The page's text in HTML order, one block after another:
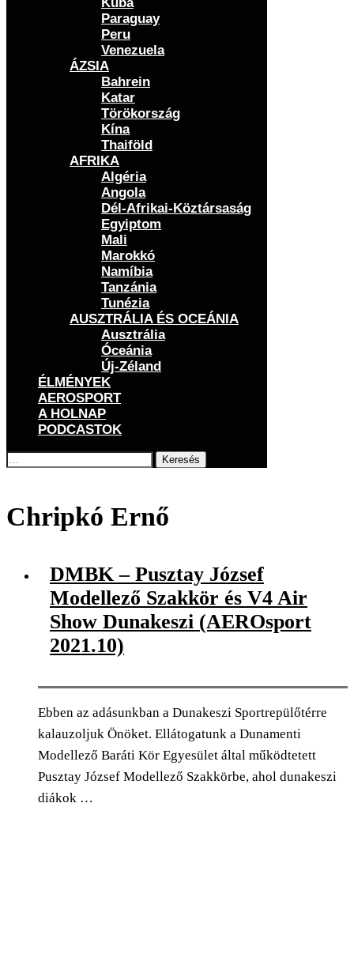
Paraguay
Peru
Venezuela
ÁZSIA
Bahrein
Katar
Törökország
Kína
Thaiföld
AFRIKA
Algéria
Angola
Dél-Afrikai-Köztársaság
Egyiptom
Mali
Marokkó
Namíbia
Tanzánia
Tunézia
AUSZTRÁLIA ÉS OCEÁNIA
Ausztrália
Óceánia
Új-Zéland
ÉLMÉNYEK
AEROSPORT
A HOLNAP
PODCASTOK
Keresés
Chripkó Ernő
DMBK – Pusztay József
Modellező Szakkör és V4 Air
Show Dunakeszi (AEROsport
2021.10)
Ebben az adásunkban a Dunakeszi Sportrepülőtérre
kalauzoljuk Önöket. Ellátogatunk a Dunamenti
Modellező Baráti Kör Egyesület által működtetett
Pusztay József Modellező Szakkörbe, ahol dunakeszi
diákok …